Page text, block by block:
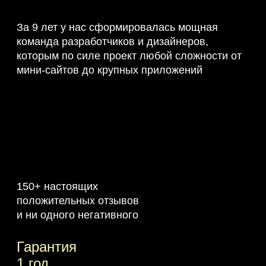
За 9 лет у нас сформировалась мощная
команда разработчиков и дизайнеров,
которым по силе проект любой сложности от
мини-сайтов до крупных приложений
150+ настоящих
положительных отзывов
и ни одного негативного
Гарантия